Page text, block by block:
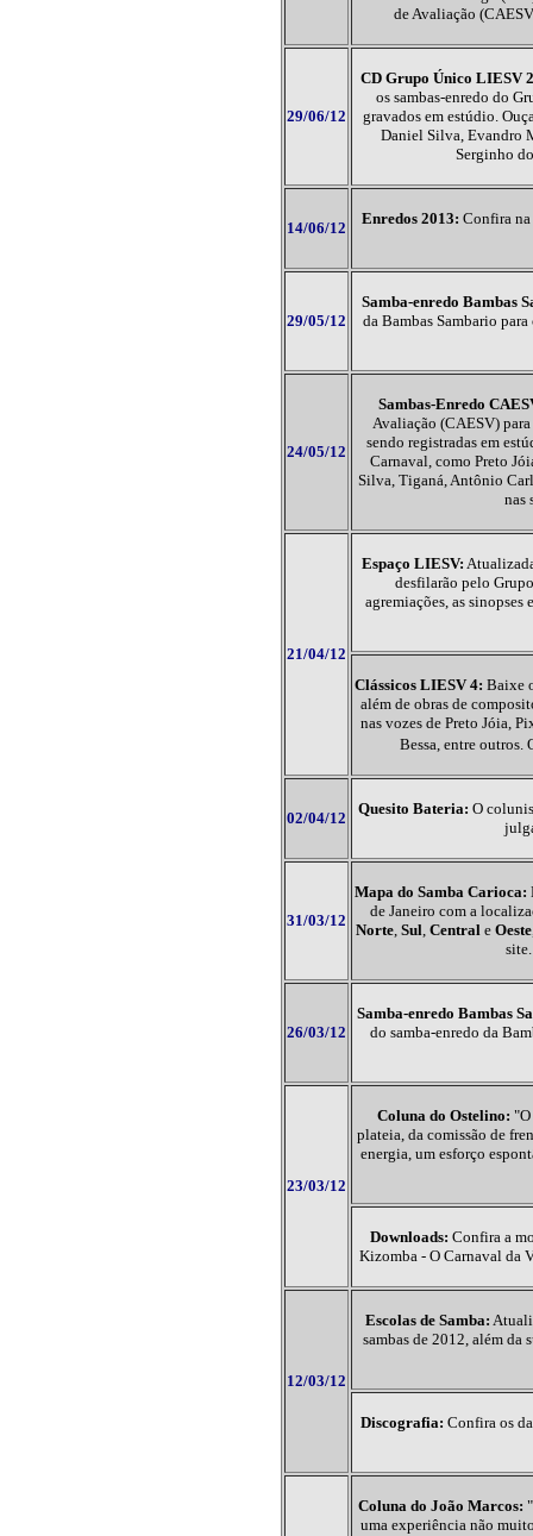
de Avaliação
29/06/12
CD Grupo Único LIESV
os sambas-enredo do
gravados em estúdio.
Daniel Silva, Evandro
Serginho
14/06/12
Enredos 2013: Confira na
29/05/12
Samba-enredo Bambas
da Bambas Sambario
24/05/12
Sambas-Enredo
Avaliação (CAESV)
sendo registradas em
Carnaval, como Preto
Silva, Tiganá, Antônio
nas
21/04/12
Espaço LIESV:
desfilarão pelo
agremiações, as sinopses
Clássicos LIESV 4: Baixe
além de obras de
nas vozes de Preto Jóia,
Bessa, entre outros.
02/04/12
Quesito Bateria: O
31/03/12
Mapa do Samba Carioca:
de Janeiro com a
Norte, Sul, Central e Oeste
26/03/12
Samba-enredo Bambas
do samba-enredo da
23/03/12
Coluna do Ostelino:
plateia, da comissão de
energia, um esforço
Downloads: Confira a
Kizomba - O Carnaval da
12/03/12
Escolas de Samba:
sambas de 2012, além da
Discografia: Confira os
Coluna do João Marcos:
uma experiência não